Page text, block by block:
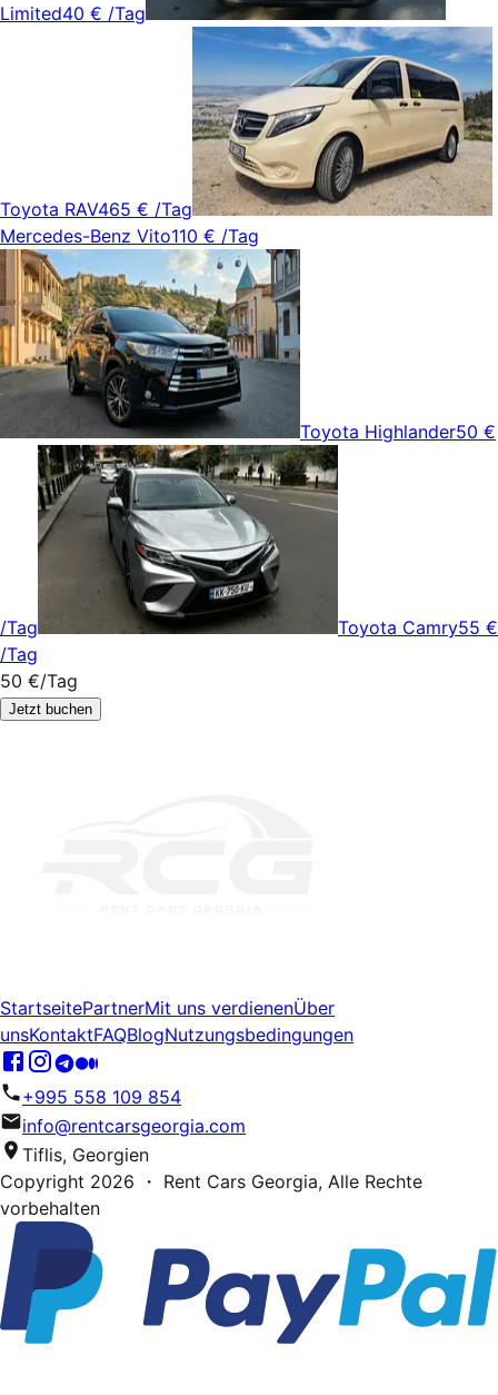
Limited40 € /Tag
Toyota RAV465 € /Tag
Mercedes-Benz Vito110 € /Tag
Toyota Highlander50 €
/Tag Toyota Camry55 €
/Tag
50 €/Tag
Jetzt buchen
StartseitePartnerMit uns verdienenÜber
unsKontaktFAQBlogNutzungsbedingungen
+995 558 109 854
info@rentcarsgeorgia.com
Tiflis, Georgien
Copyright 2026 ・ Rent Cars Georgia, Alle Rechte
vorbehalten